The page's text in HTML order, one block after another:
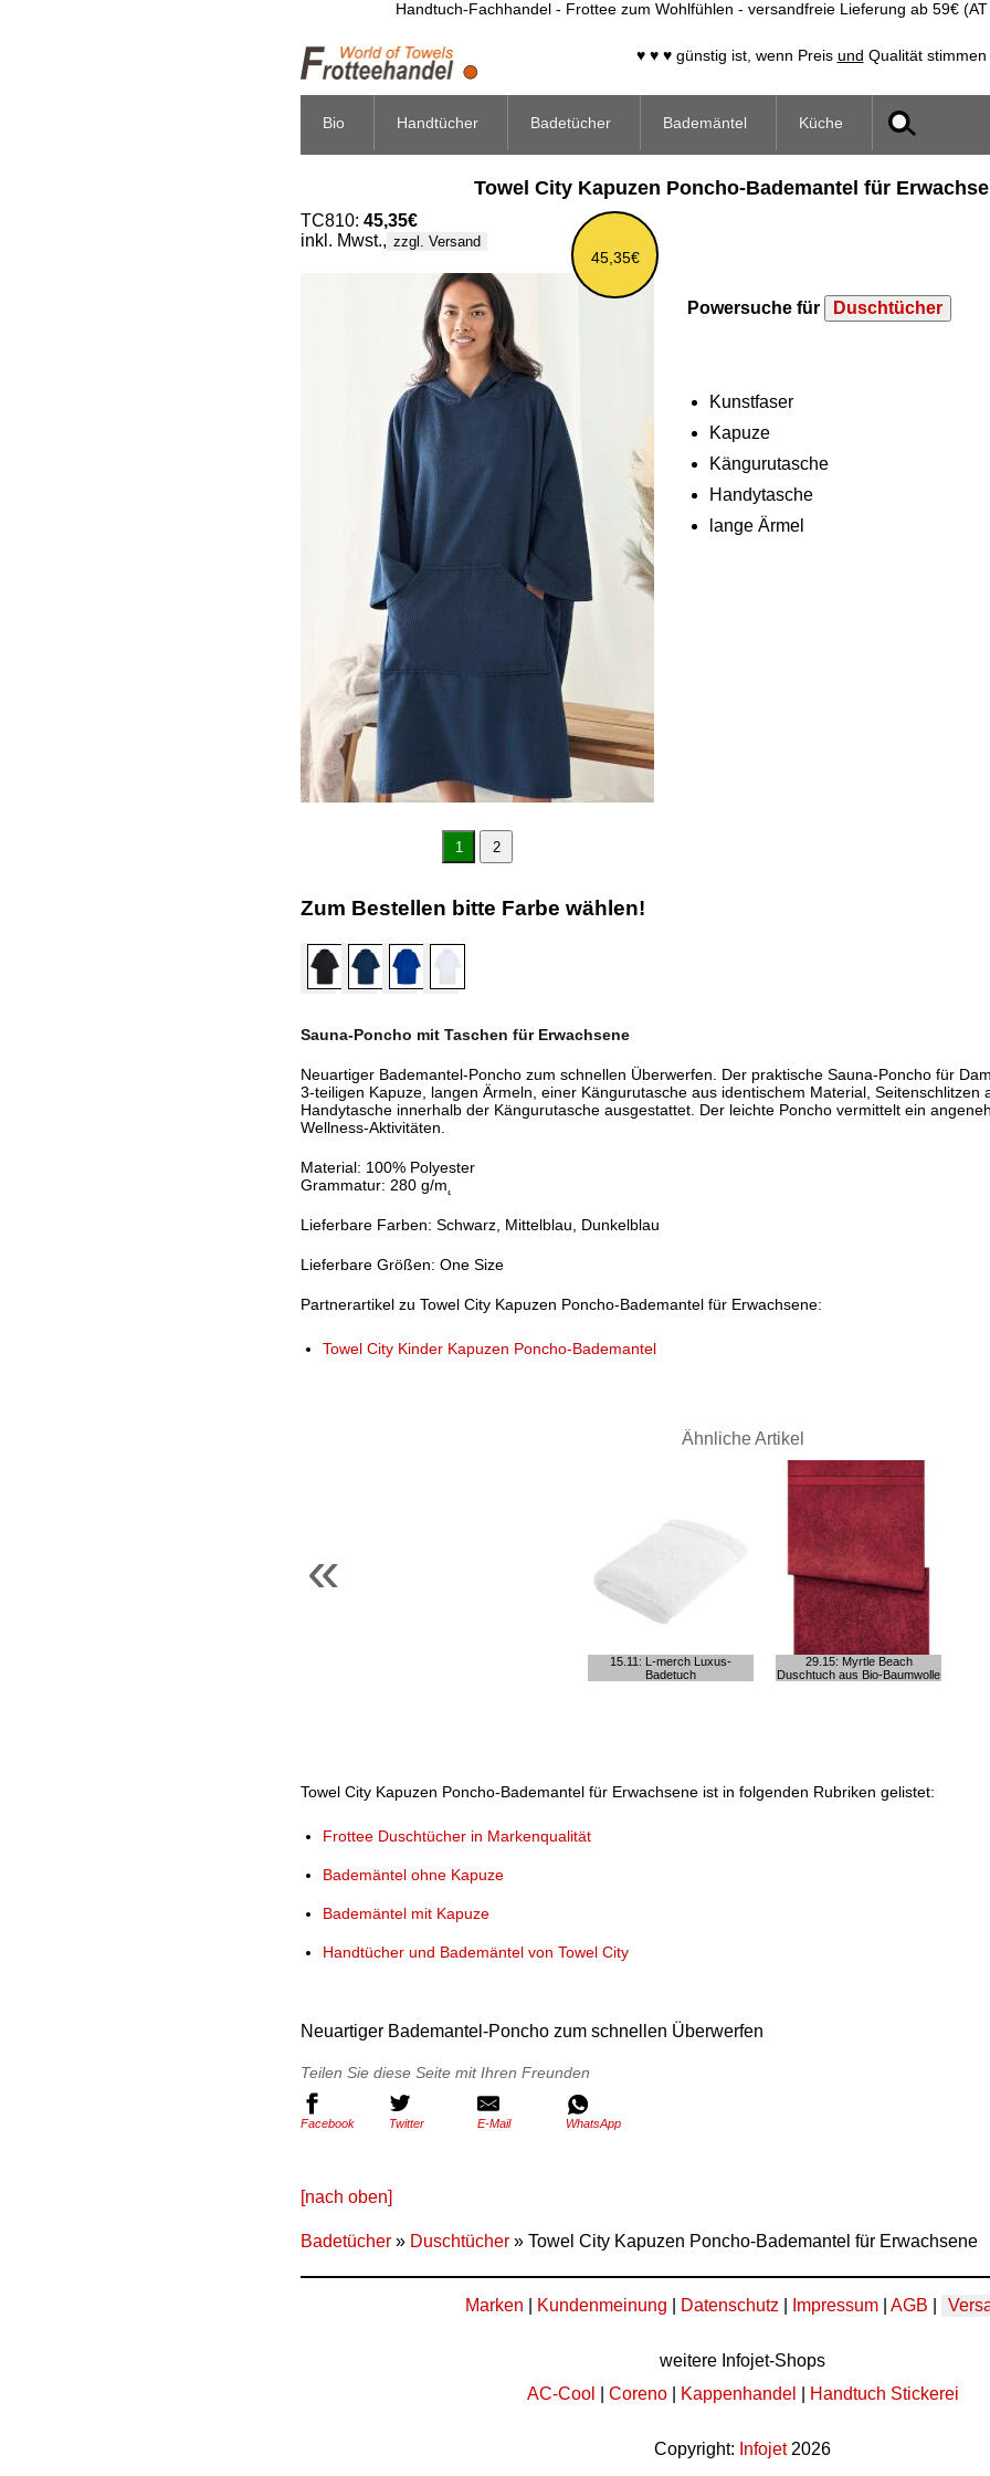
Handtuch-Fachhandel - Frottee zum Wohlfühlen - versandfreie Lieferung ab 59€
♥ ♥ ♥ günstig ist, wenn Preis und Qualität stimmen
Bio Handtücher Badetücher Bademäntel Küche
Towel City Kapuzen Poncho-Bademantel für
45,35€
TC810: 45,35€
inkl. Mwst., zzgl. Versand
1 2
Powersuche für Duschtücher
Kunstfaser
Kapuze
Kängurutasche
Handytasche
lange Ärmel
Zum Bestellen bitte Farbe wählen!
Sauna-Poncho mit Taschen für Erwachsene
Neuartiger Bademantel-Poncho zum schnellen Überwerfen. Der praktische Sauna-Poncho für
3-teiligen Kapuze, langen Ärmeln, einer Kängurutasche aus identischem Material, Seitenschlitzen
Handytasche innerhalb der Kängurutasche ausgestattet. Der leichte Poncho vermittelt ein
Wellness-Aktivitäten.
Material: 100% Polyester
Grammatur: 280 g/m˛
Lieferbare Farben: Schwarz, Mittelblau, Dunkelblau
Lieferbare Größen: One Size
Partnerartikel zu Towel City Kapuzen Poncho-Bademantel für Erwachsene:
Towel City Kinder Kapuzen Poncho-Bademantel
Ähnliche Artikel
«
15.11: L-merch Luxus-
Badetuch
29.15: Myrtle Beach
Duschtuch aus Bio-Baumwolle
Towel City Kapuzen Poncho-Bademantel für Erwachsene ist in folgenden Rubriken gelistet:
Frottee Duschtücher in Markenqualität
Bademäntel ohne Kapuze
Bademäntel mit Kapuze
Handtücher und Bademäntel von Towel City
Neuartiger Bademantel-Poncho zum schnellen Überwerfen
Teilen Sie diese Seite mit Ihren Freunden
Facebook Twitter E-Mail WhatsApp
[nach oben]
Badetücher » Duschtücher » Towel City Kapuzen Poncho-Bademantel für Erwachsene
Marken Kundenmeinung Datenschutz Impressum AGB
weitere Infojet-Shops
AC-Cool
Coreno| Kappenhandel Handtuch Stickerei
Copyright: Infojet2026